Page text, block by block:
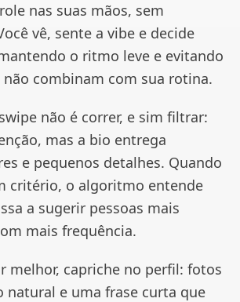
nas suas mãos, sem
vê, sente a vibe e decide
o ritmo leve e evitando
não combinam com sua rotina.
não é correr, e sim filtrar:
mas a bio entrega
e pequenos detalhes. Quando
critério, o algoritmo entende
a sugerir pessoas mais
mais frequência.
melhor, capriche no perfil: fotos
natural e uma frase curta que